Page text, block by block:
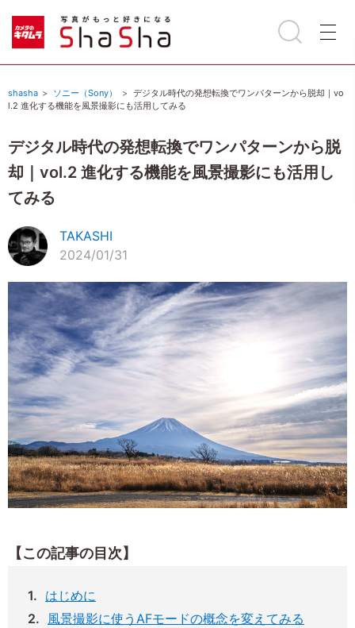
shasha ソニー（Sony）
デジタル時代の発想転換でワンパターンから脱却｜vo
l.2 進化する機能を風景撮影にも活用してみる
デジタル時代の発想転換でワンパターンから脱
却｜vol.2 進化する機能を風景撮影にも活用し
てみる
TAKASHI
2024/01/31
【この記事の目次】
はじめに
風景撮影に使うAFモードの概念を変えてみる